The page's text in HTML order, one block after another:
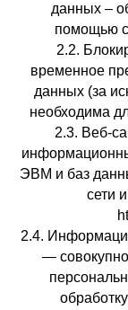
данных –
помощью
2.2.
временное
данных (за
необходима
2.3. Веб-
ЭВМ и баз
сети
2.4.
—